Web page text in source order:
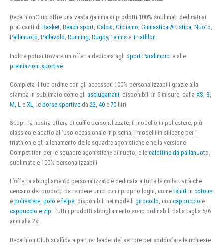
DecathlonClub offre una vasta gamma di prodotti 100% sublimati dedicati ai
praticanti di Basket, Beach sport, Calcio, Ciclismo, Ginnastica Artistica, Nuoto,
Pallanuoto, Pallavolo, Running, Rugby, Tennis e Triathlon.
Inoltre potrai trovare un offerta dedicata agli Sport Paralimpici e alle
premiazioni sportive
Completa il tuo ordine con gli accessori 100% personalizzabili grazie alla
stampa in sublimato come gli asciugamani , disponibili in 5 misure, dalla XS S
M L e XL , le borse sportive da 22 40 e 70 litri.
Scopri la nostra offera di cuffie personalizzate, il modello in poliestere, più
classico e adatto all’uso occasionale in piscina, i modelli in silicone per i
triathlon e gli allenamento delle squadre agonistiche e nella versione
Competition per le squadre agonistiche di nuoto, e le calottine da pallanuoto,
sublimate e 100% personalizzabili
L’offerta abbigliamento personalizzato è dedicata a tutte le collettività che
cercano dei prodotti da rendere unici con i proprio loghi, cometshirt in cotone
e poliestere, polo e felpe, disponibili nei modelli girocollo, con cappuccio e
cappuccio e zip. Tutti i prodotti abbigliamento sono ordinabili dalla taglia 5/6
anni alla 2xl.
Decathlon Club si affida a partner leader del settore per soddisfare le richieste